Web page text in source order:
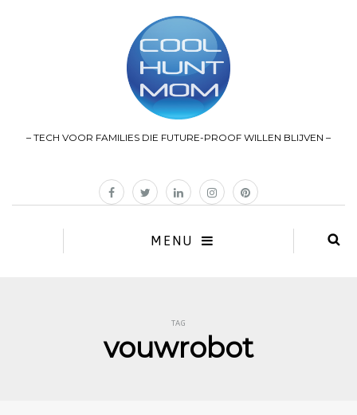
– TECH VOOR FAMILIES DIE FUTURE-PROOF WILLEN BLIJVEN –
MENU
TAG
vouwrobot